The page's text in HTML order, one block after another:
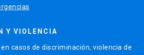
Y VIOLENCIA
casos de discriminación, violencia de